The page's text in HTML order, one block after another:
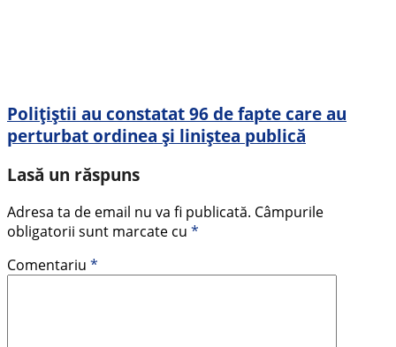
Polițiștii au constatat 96 de fapte care au
perturbat ordinea și liniștea publică
Lasă un răspuns
Adresa ta de email nu va fi publicată. Câmpurile
obligatorii sunt marcate cu *
Comentariu *